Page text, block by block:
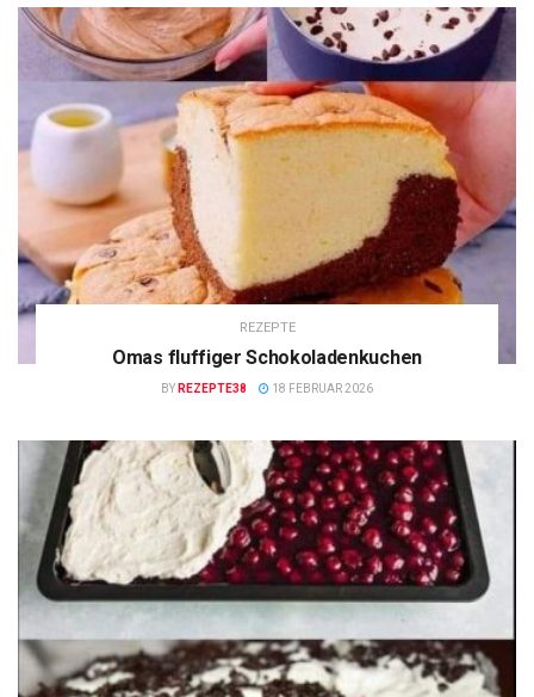
REZEPTE
Omas fluffiger Schokoladenkuchen
BY REZEPTE38 18 FEBRUAR 2026